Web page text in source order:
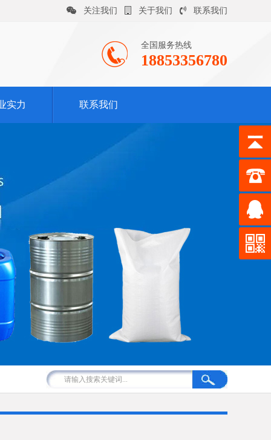
关注我们 关于我们 联系我们
全国服务热线
18853356780
实力 联系我们